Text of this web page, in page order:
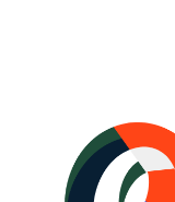
Янтарная
25.12.2025 -
Светлогорск,